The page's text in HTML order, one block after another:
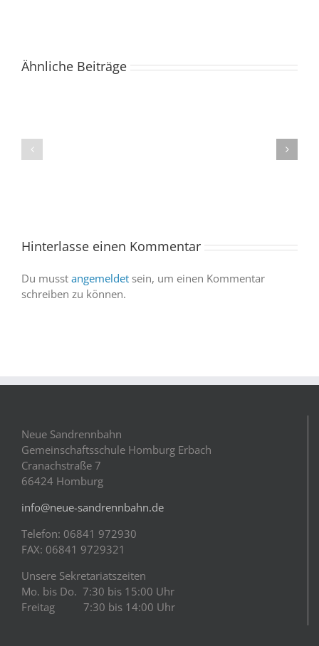
Ähnliche Beiträge
dabei
begeistert
Publikum
Hinterlasse einen Kommentar
Du musst angemeldet sein, um einen Kommentar
schreiben zu können.
Neue Sandrennbahn
Gemeinschaftsschule Homburg Erbach
Cranachstraße 7
66424 Homburg
info@neue-sandrennbahn.de
Telefon: 06841 972930
FAX: 06841 9729321
Unsere Sekretariatszeiten
Mo. bis Do. 7:30 bis 15:00 Uhr
Freitag 7:30 bis 14:00 Uhr